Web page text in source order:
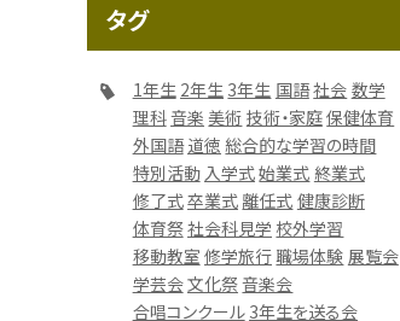
タグ
1年生 2年生 3年生 国語社会 数学
理科音楽 美術 技術・家庭保健体育
外国語 道徳 総合的な学習の時間
特別活動 入学式始業式 終業式
修了式卒業式 離任式 健康診断
体育祭社会科見学 校外学習
移動教室 修学旅行職場体験 展覧会
学芸会文化祭音楽会
合唱コンクール 3年生を送る会